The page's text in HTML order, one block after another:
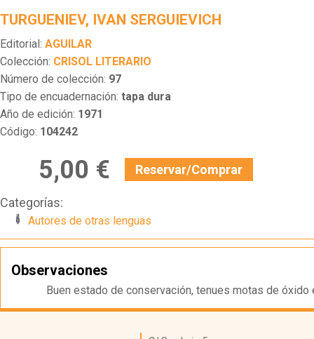
TURGUENIEV, IVAN SERGUIEVICH
Editorial: AGUILAR
Colección: CRISOL LITERARIO
Número de colección: 97
Tipo de encuadernación: tapa dura
Año de edición: 1971
Código: 104242
5,00 € Reservar/Comprar
Categorías:
Autores de otras lenguas
Observaciones
Buen estado de conservación, tenues motas de óxido